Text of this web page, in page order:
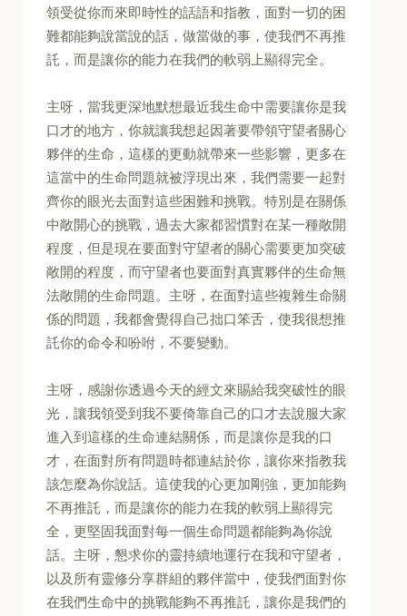
領受從你而來即時性的話語和指教，面對一切的困
難都能夠說當說的話，做當做的事，使我們不再推
託，而是讓你的能力在我們的軟弱上顯得完全。
主呀，當我更深地默想最近我生命中需要讓你是我
口才的地方，你就讓我想起因著要帶領守望者關心
夥伴的生命，這樣的更動就帶來一些影響，更多在
這當中的生命問題就被浮現出來，我們需要一起對
齊你的眼光去面對這些困難和挑戰。特別是在關係
中敞開心的挑戰，過去大家都習慣對在某一種敞開
程度，但是現在要面對守望者的關心需要更加突破
敞開的程度，而守望者也要面對真實夥伴的生命無
法敞開的生命問題。主呀，在面對這些複雜生命關
係的問題，我都會覺得自己拙口笨舌，使我很想推
託你的命令和吩咐，不要變動。
主呀，感謝你透過今天的經文來賜給我突破性的眼
光，讓我領受到我不要倚靠自己的口才去說服大家
進入到這樣的生命連結關係，而是讓你是我的口
才，在面對所有問題時都連結於你，讓你來指教我
該怎麼為你說話。這使我的心更加剛強，更加能夠
不再推託，而是讓你的能力在我的軟弱上顯得完
全，更堅固我面對每一個生命問題都能夠為你說
話。主呀，懇求你的靈持續地運行在我和守望者，
以及所有靈修分享群組的夥伴當中，使我們面對你
在我們生命中的挑戰能夠不再推託，讓你是我們的